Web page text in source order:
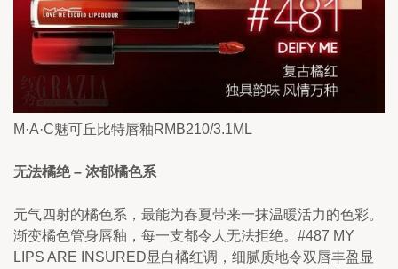
M·A·C魅可丘比特唇釉RMB210/3.1ML
无法橘绝 – 浓郁橘色系
元气四射的橘色系，最能为春夏带来一抹温暖活力的色彩。
渐变橘色管身唇釉，每一支都令人无法拒绝。#487 MY
LIPS ARE INSURED显白橘红调，细腻质地令双唇丰盈显